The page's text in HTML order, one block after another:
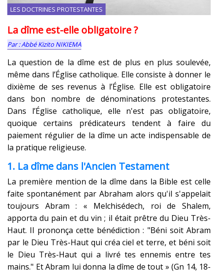
LES DOCTRINES PROTESTANTES
La dîme est-elle obligatoire ?
Abbé Kizito NIKIEMA
La question de la dîme est de plus en plus soulevée,
même dans l’Église catholique. Elle consiste à donner le
dixième de ses revenus à l’Église. Elle est obligatoire
dans bon nombre de dénominations protestantes.
Dans l’Église catholique, elle n'est pas obligatoire,
quoique certains prédicateurs tendent à faire du
paiement régulier de la dîme un acte indispensable de
la pratique religieuse.
1. La dîme dans l'Ancien Testament
La première mention de la dîme dans la Bible est celle
faite spontanément par Abraham alors qu'il s'appelait
toujours Abram : « Melchisédech, roi de Shalem,
apporta du pain et du vin ; il était prêtre du Dieu Très-
Haut. Il prononça cette bénédiction : "Béni soit Abram
par le Dieu Très-Haut qui créa ciel et terre, et béni soit
le Dieu Très-Haut qui a livré tes ennemis entre tes
mains." Et Abram lui donna la dîme de tout » (Gn 14, 18-